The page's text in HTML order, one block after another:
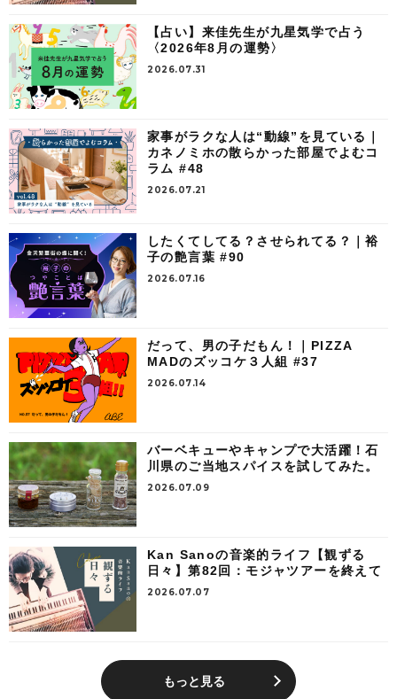
【占い】来佳先生が九星気学で占う
〈2026年8月の運勢〉
2026.07.31
家事がラクな人は“動線”を見ている｜
カネノミホの散らかった部屋でよむコ
ラム #48
2026.07.21
したくてしてる？させられてる？｜裕
子の艶言葉 #90
2026.07.16
だって、男の子だもん！｜PIZZA
MADのズッコケ３人組 #37
2026.07.14
バーベキューやキャンプで大活躍！石
川県のご当地スパイスを試してみた。
2026.07.09
Kan Sanoの音楽的ライフ【観ずる
日々】第82回：モジャツアーを終えて
2026.07.07
もっと見る